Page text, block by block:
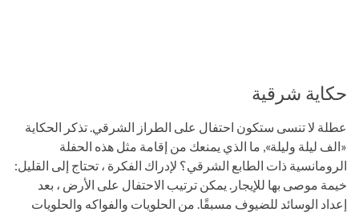
حكاية شرقية
عطلة لا تنسى ستكون احتفال على الطراز الشرقي. تذكر الحكاية
«الف ليلة وليلة», ما الذي يمنعك من إقامة مثل هذه الحفلة
الرومانسية ذات الطابع الشرقي؟ لإدراك الفكرة ، تحتاج إلى القليل:
خيمة موصى بها للإيجار. يمكن ترتيب الاحتفال على الأرض ، بعد
إعداد الوسائد للضيوف مسبقًا. من الحلويات والفواكه والحلويات